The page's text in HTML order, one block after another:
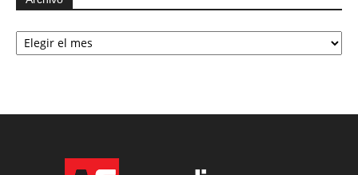
Archivo